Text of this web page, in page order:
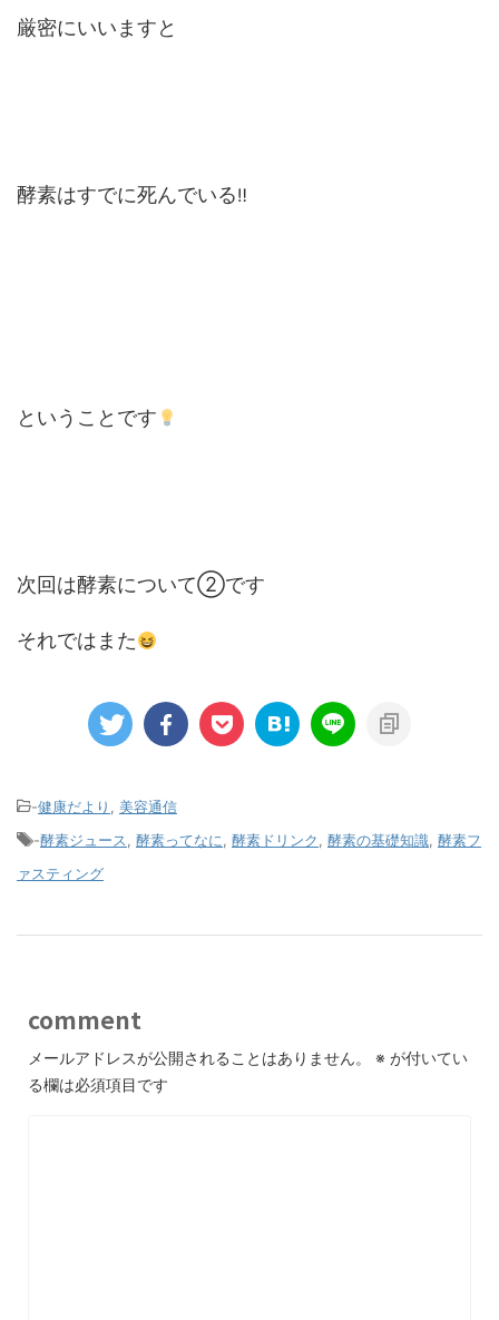
厳密にいいますと
酵素はすでに死んでいる‼
ということです
次回は酵素について②です
それではまた
-健康だより
美容通信
-酵素ジュース 酵素ってなに 酵素ドリンク 酵素の基礎知識 酵素フ
ァスティング
comment
メールアドレスが公開されることはありません。 ※ が付いてい
る欄は必須項目です